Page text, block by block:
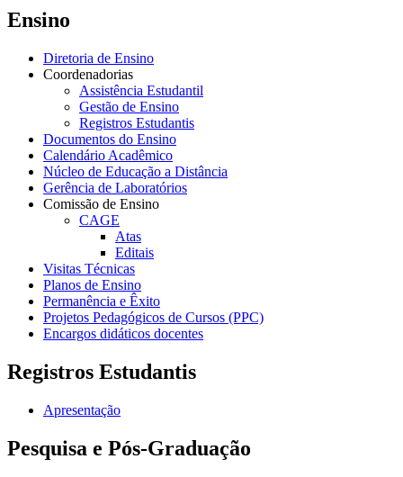
Ensino
Diretoria de Ensino
Coordenadorias
Assistência Estudantil
Gestão de Ensino
Registros Estudantis
Documentos do Ensino
Calendário Acadêmico
Núcleo de Educação a Distância
Gerência de Laboratórios
Comissão de Ensino
CAGE
Atas
Editais
Visitas Técnicas
Planos de Ensino
Permanência e Êxito
Projetos Pedagógicos de Cursos (PPC)
Encargos didáticos docentes
Registros Estudantis
Apresentação
Pesquisa e Pós-Graduação